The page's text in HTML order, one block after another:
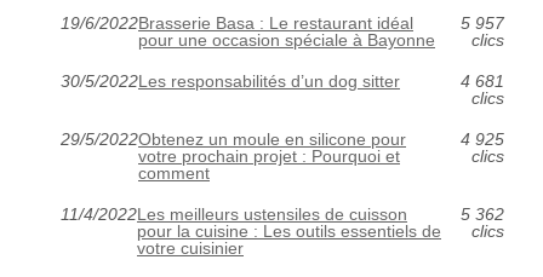
19/6/2022Brasserie Basa : Le restaurant idéal
pour une occasion spéciale à Bayonne
5 957
clics
30/5/2022Les responsabilités d’un dog sitter
4 681
clics
29/5/2022Obtenez un moule en silicone pour
votre prochain projet : Pourquoi et
comment
4 925
clics
11/4/2022Les meilleurs ustensiles de cuisson
pour la cuisine : Les outils essentiels de
votre cuisinier
5 362
clics